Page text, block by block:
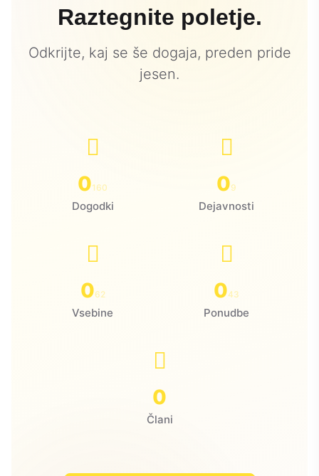
Raztegnite poletje.
Odkrijte, kaj se še dogaja, preden pride
jesen.
0160
Dogodki
09
Dejavnosti
062
Vsebine
043
Ponudbe
0
Člani